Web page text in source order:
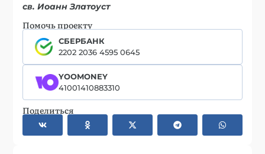
св. Иоанн Златоуст
Помочь проекту
СБЕРБАНК
2202 2036 4595 0645
YOOMONEY
41001410883310
Поделиться